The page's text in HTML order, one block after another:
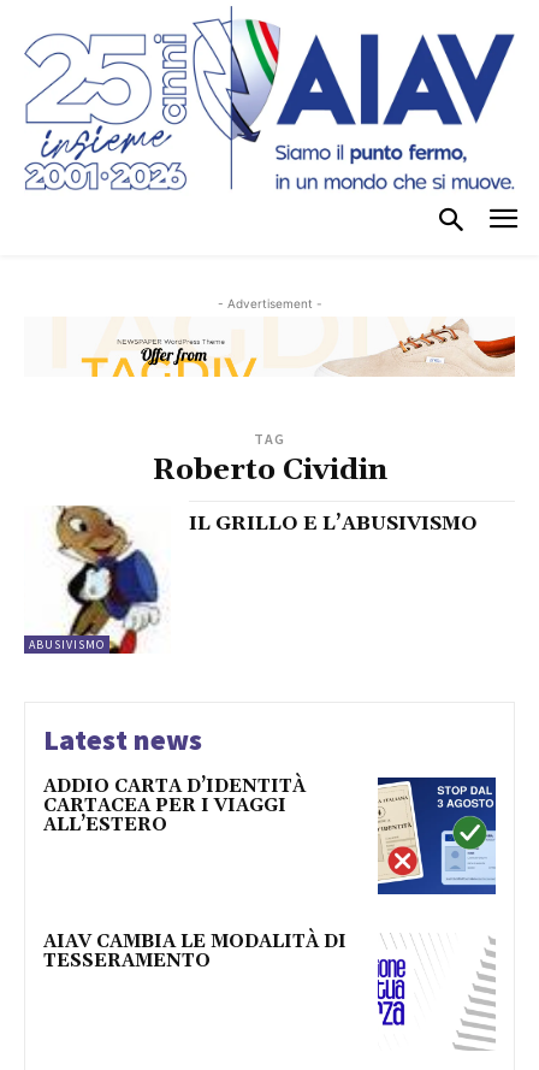
- Advertisement -
TAG
Roberto Cividin
ABUSIVISMO
IL GRILLO E L’ABUSIVISMO
Latest news
ADDIO CARTA D’IDENTITÀ
CARTACEA PER I VIAGGI
ALL’ESTERO
AIAV CAMBIA LE MODALITÀ DI
TESSERAMENTO